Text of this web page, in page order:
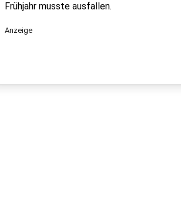
Frühjahr musste ausfallen.
Anzeige